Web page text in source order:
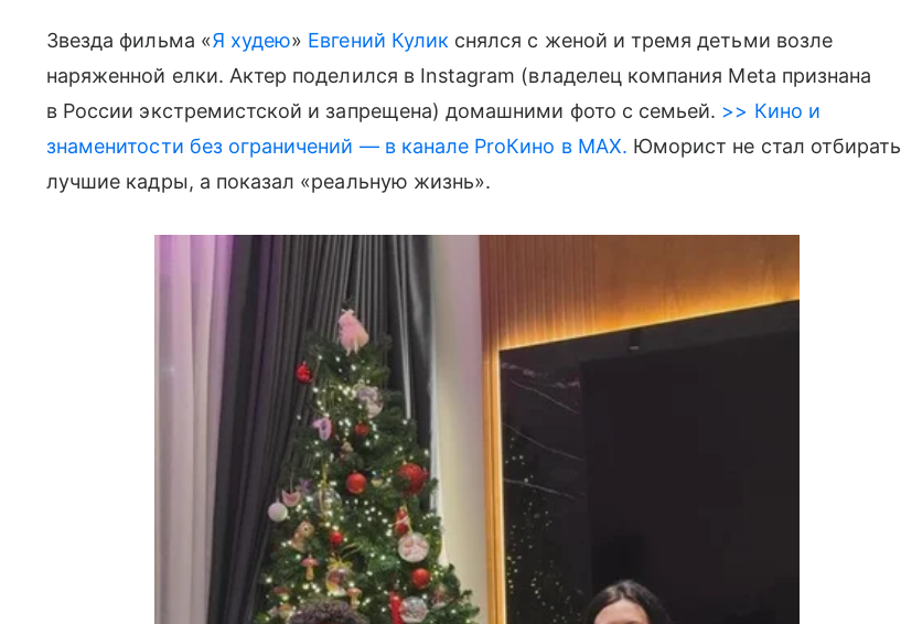
Звезда фильма «Я худею» Евгений Кулик снялся с женой и тремя детьми возле
наряженной елки. Актер поделился в Instagram (владелец компания Meta признана
в России экстремистской и запрещена) домашними фото с семьей. >> Кино и
знаменитости без ограничений — в канале ProКино в MAX. Юморист не стал отбирать
лучшие кадры, а показал «реальную жизнь».